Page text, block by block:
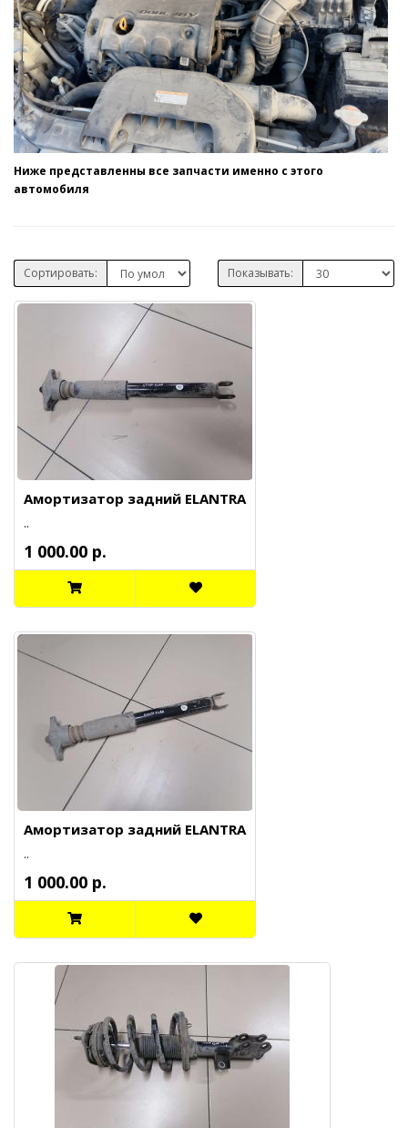
Ниже представленны все запчасти именно с этого
автомобиля
Сортировать: Показывать:
Амортизатор задний ELANTRA
..
1 000.00 р.
Амортизатор задний ELANTRA
..
1 000.00 р.